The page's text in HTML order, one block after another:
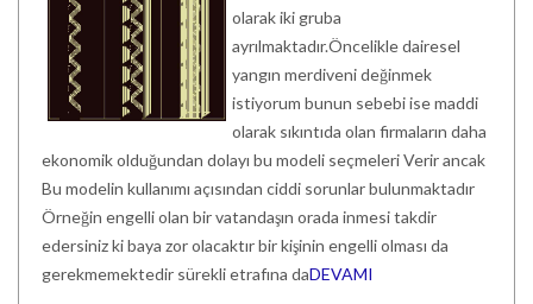
olarak iki gruba
ayrılmaktadır.Öncelikle dairesel
yangın merdiveni değinmek
istiyorum bunun sebebi ise maddi
olarak sıkıntıda olan firmaların daha
ekonomik olduğundan dolayı bu modeli seçmeleri Verir ancak
Bu modelin kullanımı açısından ciddi sorunlar bulunmaktadır
Örneğin engelli olan bir vatandaşın orada inmesi takdir
edersiniz ki baya zor olacaktır bir kişinin engelli olması da
gerekmemektedir sürekli etrafına daDEVAMI